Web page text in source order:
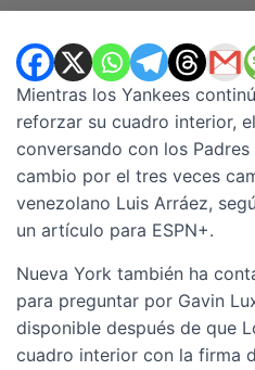
Mientras los Yankees
reforzar su cuadro interior,
conversando con los
cambio por el tres veces
venezolano Luis Arráez,
un artículo para ESPN+.
Nueva York también ha
para preguntar por Gavin
disponible después de que
cuadro interior con la firma